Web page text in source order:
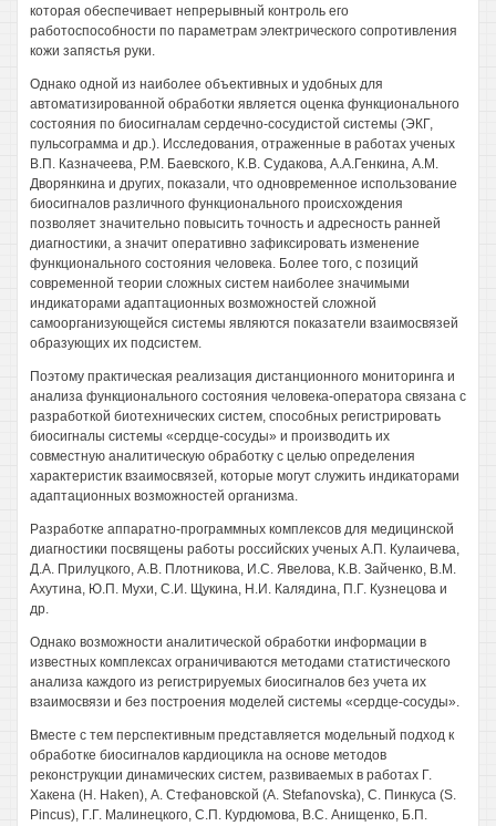
которая обеспечивает непрерывный контроль его
работоспособности по параметрам электрического сопротивления
кожи запястья руки.
Однако одной из наиболее объективных и удобных для
автоматизированной обработки является оценка функционального
состояния по биосигналам сердечно-сосудистой системы (ЭКГ,
пульсограмма и др.). Исследования, отраженные в работах ученых
В.П. Казначеева, P.M. Баевского, К.В. Судакова, А.А.Генкина, A.M.
Дворянкина и других, показали, что одновременное использование
биосигналов различного функционального происхождения
позволяет значительно повысить точность и адресность ранней
диагностики, а значит оперативно зафиксировать изменение
функционального состояния человека. Более того, с позиций
современной теории сложных систем наиболее значимыми
индикаторами адаптационных возможностей сложной
самоорганизующейся системы являются показатели взаимосвязей
образующих их подсистем.
Поэтому практическая реализация дистанционного мониторинга и
анализа функционального состояния человека-оператора связана с
разработкой биотехнических систем, способных регистрировать
биосигналы системы «сердце-сосуды» и производить их
совместную аналитическую обработку с целью определения
характеристик взаимосвязей, которые могут служить индикаторами
адаптационных возможностей организма.
Разработке аппаратно-программных комплексов для медицинской
диагностики посвящены работы российских ученых А.П. Кулаичева,
Д.А. Прилуцкого, A.B. Плотникова, И.С. Явелова, К.В. Зайченко, В.М.
Ахутина, Ю.П. Мухи, С.И. Щукина, Н.И. Калядина, П.Г. Кузнецова и
др.
Однако возможности аналитической обработки информации в
известных комплексах ограничиваются методами статистического
анализа каждого из регистрируемых биосигналов без учета их
взаимосвязи и без построения моделей системы «сердце-сосуды».
Вместе с тем перспективным представляется модельный подход к
обработке биосигналов кардиоцикла на основе методов
реконструкции динамических систем, развиваемых в работах Г.
Хакена (Н. Haken), А. Стефановской (A. Stefanovska), С. Пинкуса (S.
Pincus), Г.Г. Малинецкого, С.П. Курдюмова, B.C. Анищенко, Б.П.